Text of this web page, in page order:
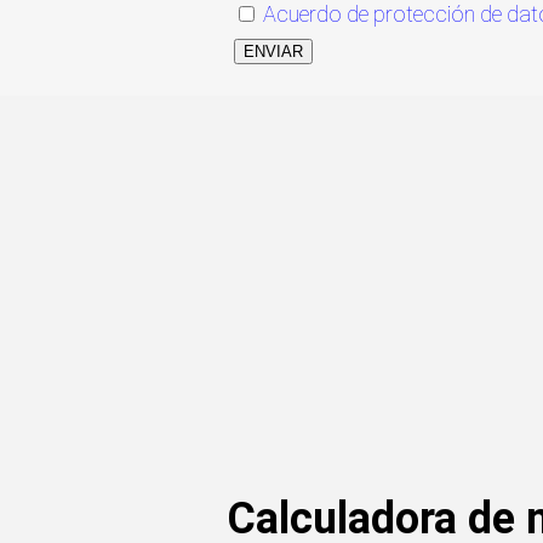
Acuerdo de protección de
ENVIAR
Calculadora de